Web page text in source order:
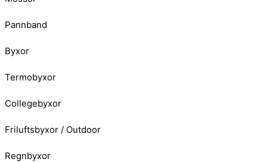
Pannband
Byxor
Termobyxor
Collegebyxor
Friluftsbyxor / Outdoor
Regnbyxor